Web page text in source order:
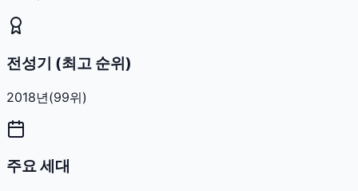
전성기 (최고 순위)
2018년(99위)
주요 세대